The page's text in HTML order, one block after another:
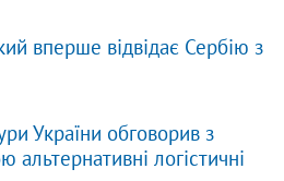
вперше відвідає Сербію з
України обговорив з
логістичні